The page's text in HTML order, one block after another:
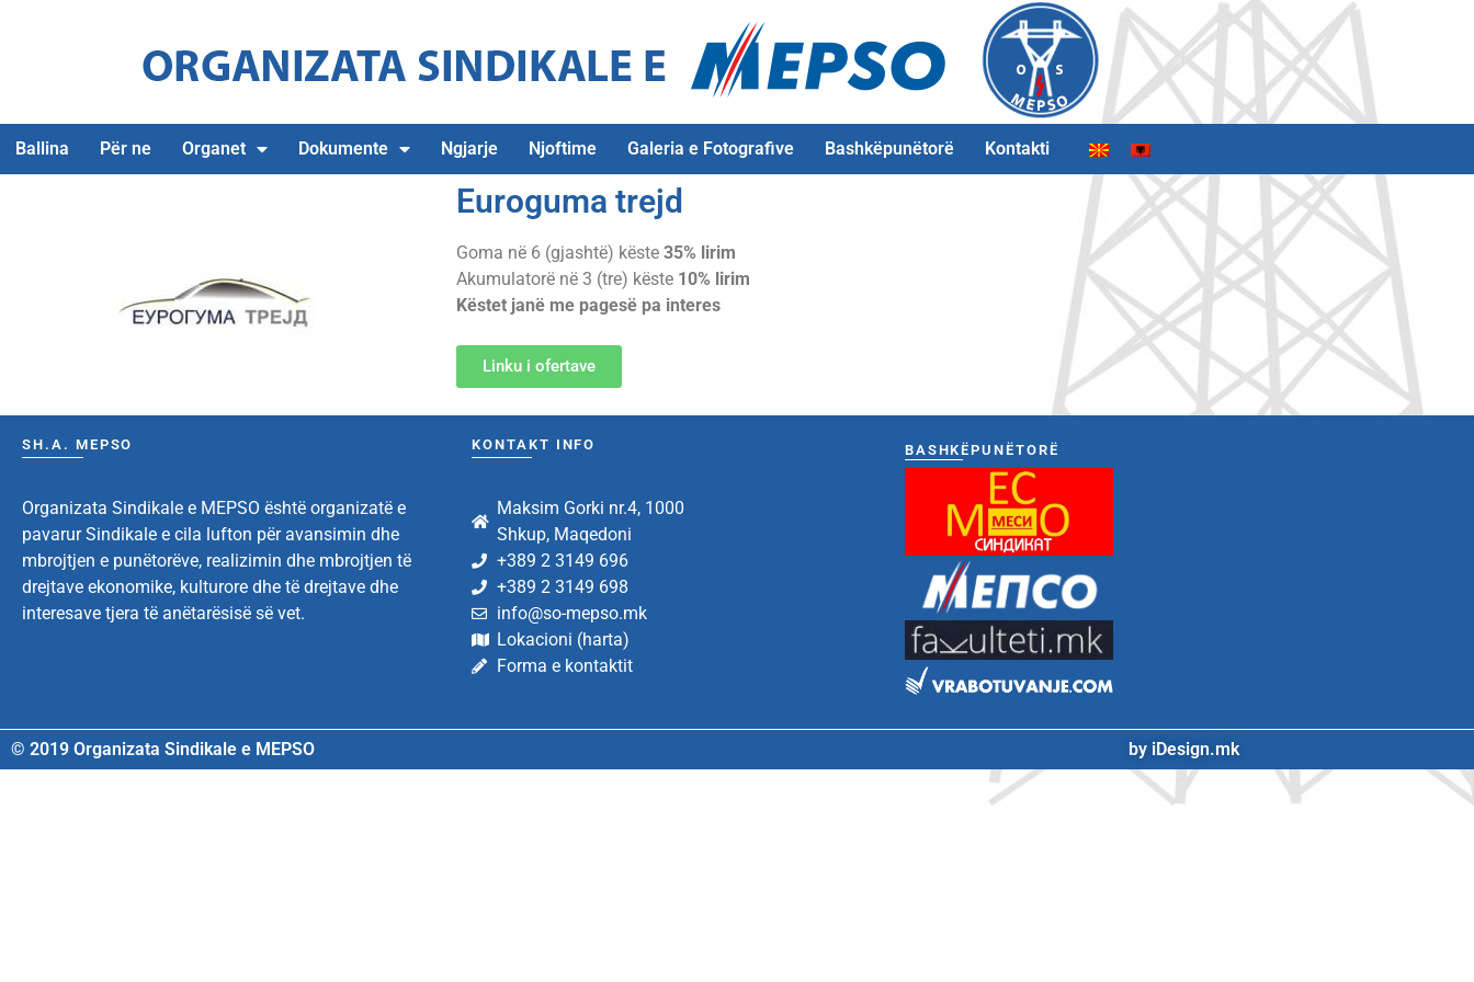
Ballina Për ne Organet Dokumente Ngjarje Njoftime Galeria e Fotografive Bashkëpunëtorë Kontakti
Euroguma trejd
Goma në 6 (gjashtë) këste 35% lirim
Akumulatorë në 3 (tre) këste 10% lirim
Këstet janë me pagesë pa interes
Linku i ofertave
SH.A. MEPSO
Organizata Sindikale e MEPSO është organizatë e
pavarur Sindikale e cila lufton për avansimin dhe
mbrojtjen e punëtorëve, realizimin dhe mbrojtjen të
drejtave ekonomike, kulturore dhe të drejtave dhe
interesave tjera të anëtarësisë së vet.
KONTAKT INFO
Maksim Gorki nr.4, 1000
Shkup, Maqedoni
+389 2 3149 696
+389 2 3149 698
info@so-mepso.mk
Lokacioni (harta)
Forma e kontaktit
BASHKËPUNËTORË
© 2019 Organizata Sindikale e MEPSO by iDesign.mk